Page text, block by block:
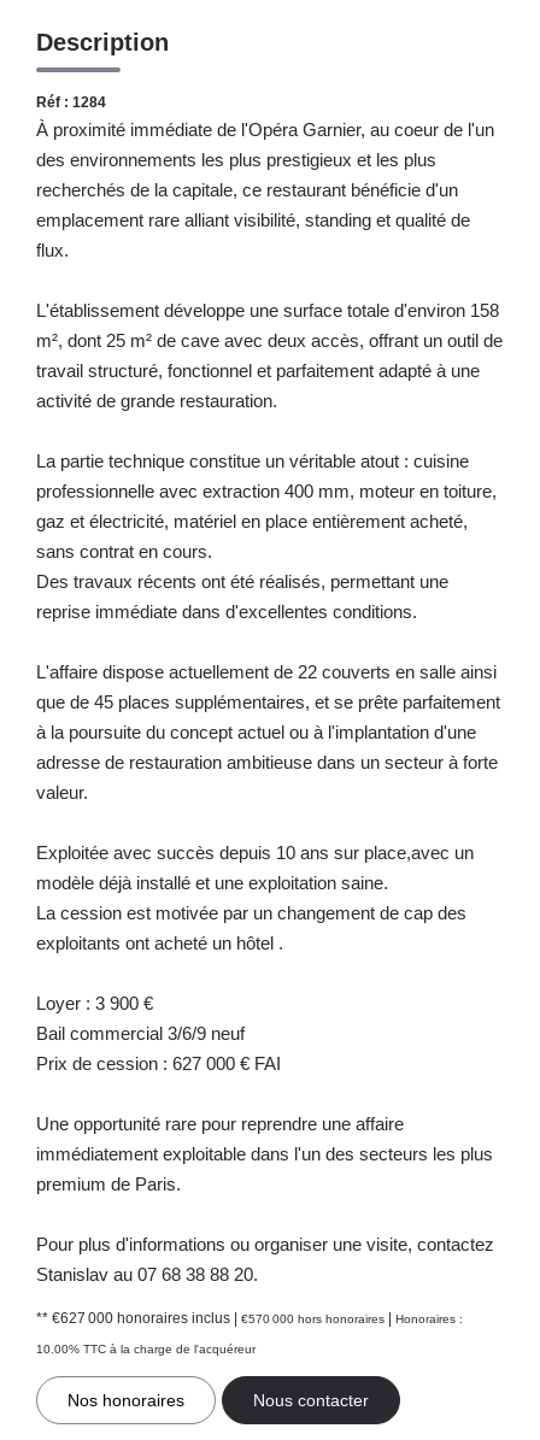
Description
Réf : 1284
À proximité immédiate de l'Opéra Garnier, au coeur de l'un
des environnements les plus prestigieux et les plus
recherchés de la capitale, ce restaurant bénéficie d'un
emplacement rare alliant visibilité, standing et qualité de
flux.
L'établissement développe une surface totale d'environ 158
m², dont 25 m² de cave avec deux accès, offrant un outil de
travail structuré, fonctionnel et parfaitement adapté à une
activité de grande restauration.
La partie technique constitue un véritable atout : cuisine
professionnelle avec extraction 400 mm, moteur en toiture,
gaz et électricité, matériel en place entièrement acheté,
sans contrat en cours.
Des travaux récents ont été réalisés, permettant une
reprise immédiate dans d'excellentes conditions.
L'affaire dispose actuellement de 22 couverts en salle ainsi
que de 45 places supplémentaires, et se prête parfaitement
à la poursuite du concept actuel ou à l'implantation d'une
adresse de restauration ambitieuse dans un secteur à forte
valeur.
Exploitée avec succès depuis 10 ans sur place,avec un
modèle déjà installé et une exploitation saine.
La cession est motivée par un changement de cap des
exploitants ont acheté un hôtel .
Loyer : 3 900 €
Bail commercial 3/6/9 neuf
Prix de cession : 627 000 € FAI
Une opportunité rare pour reprendre une affaire
immédiatement exploitable dans l'un des secteurs les plus
premium de Paris.
Pour plus d'informations ou organiser une visite, contactez
Stanislav au 07 68 38 88 20.
** €627 000 honoraires inclus | €570 000 hors honoraires | Honoraires :
10.00% TTC à la charge de l'acquéreur
Nos honoraires Nous contacter